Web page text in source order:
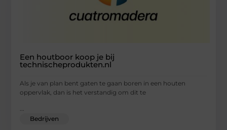
Een houtboor koop je bij
technischeprodukten.nl
Als je van plan bent gaten te gaan boren in een houten
oppervlak, dan is het verstandig om dit te
...
Bedrijven